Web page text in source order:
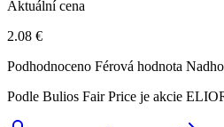
Aktuální cena
2.08 €
Podhodnoceno Férová hodnota
Podle Bulios Fair Price je akcie